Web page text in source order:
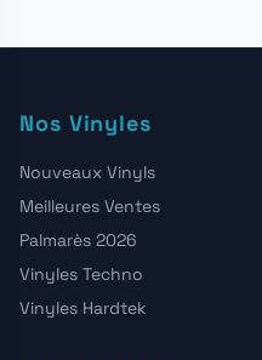
Nos Vinyles
Nouveaux Vinyls
Meilleures Ventes
Palmarès 2026
Vinyles Techno
Vinyles Hardtek